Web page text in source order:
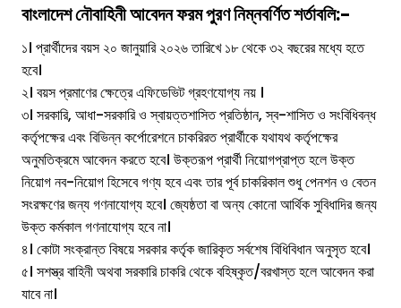
বাংলাদেশ নৌবাহিনীআবেদন ফরম পুরণ নিম্নবর্ণিত শর্তাবলি:-
১। প্রার্থীদের বয়স ২০ জানুয়ারি ২০২৬ তারিখে ১৮ থেকে ৩২ বছরের মধ্যে হতে
হবে।
২। বয়স প্রমাণের ক্ষেত্রে এফিডেভিট গ্রহণযোগ্য নয় ।
৩। সরকারি, আধা-সরকারি ও স্বায়ত্তশাসিত প্রতিষ্ঠান, স্ব-শাসিত ও সংবিধিবন্ধ
কর্তৃপক্ষের এবং বিভিন্ন কর্পোরেশনে চাকরিরত প্রার্থীকে যথাযথ কর্তৃপক্ষের
অনুমতিক্রমে আবেদন করতে হবে। উক্তরূপ প্রার্থী নিয়োগপ্রাপ্ত হলে উক্ত
নিয়োগ নব-নিয়োগ হিসেবে গণ্য হবে এবং তার পূর্ব চাকরিকাল শুধু পেনশন ও বেতন
সংরক্ষণের জন্য গণনাযোগ্য হবে। জ্যেষ্ঠতা বা অন্য কোনো আর্থিক সুবিধাদির জন্য
উক্ত কর্মকাল গণনাযোগ্য হবে না।
৪। কোটা সংক্রান্ত বিষয়ে সরকার কর্তৃক জারিকৃত সর্বশেষ বিধিবিধান অনুসৃত হবে।
৫। সশস্ত্র বাহিনী অথবা সরকারি চাকরি থেকে বহিষ্কৃত/বরখাস্ত হলে আবেদন করা
যাবে না।